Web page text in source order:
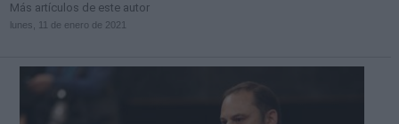
Más artículos de este autor
lunes, 11 de enero de 2021